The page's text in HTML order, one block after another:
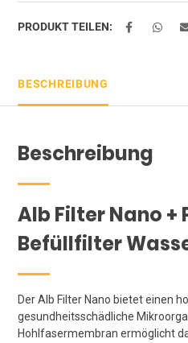
Set
für
Wassertanks
Menge
PRODUKT TEILEN:
BESCHREIBUNG
Beschreibung
Alb Filter Nano +
Befüllfilter
Der Alb Filter Nano bietet einen
gesundheitsschädliche
Hohlfasermembran ermöglicht